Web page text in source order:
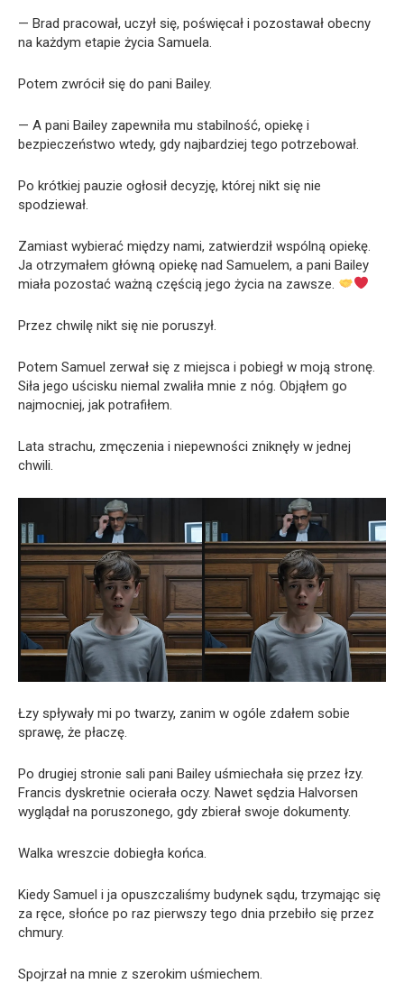
— Brad pracował, uczył się, poświęcał i pozostawał obecny
na każdym etapie życia Samuela.
Potem zwrócił się do pani Bailey.
— A pani Bailey zapewniła mu stabilność, opiekę i
bezpieczeństwo wtedy, gdy najbardziej tego potrzebował.
Po krótkiej pauzie ogłosił decyzję, której nikt się nie
spodziewał.
Zamiast wybierać między nami, zatwierdził wspólną opiekę.
Ja otrzymałem główną opiekę nad Samuelem, a pani Bailey
miała pozostać ważną częścią jego życia na zawsze.
Przez chwilę nikt się nie poruszył.
Potem Samuel zerwał się z miejsca i pobiegł w moją stronę.
Siła jego uścisku niemal zwaliła mnie z nóg. Objąłem go
najmocniej, jak potrafiłem.
Lata strachu, zmęczenia i niepewności zniknęły w jednej
chwili.
Łzy spływały mi po twarzy, zanim w ogóle zdałem sobie
sprawę, że płaczę.
Po drugiej stronie sali pani Bailey uśmiechała się przez łzy.
Francis dyskretnie ocierała oczy. Nawet sędzia Halvorsen
wyglądał na poruszonego, gdy zbierał swoje dokumenty.
Walka wreszcie dobiegła końca.
Kiedy Samuel i ja opuszczaliśmy budynek sądu, trzymając się
za ręce, słońce po raz pierwszy tego dnia przebiło się przez
chmury.
Spojrzał na mnie z szerokim uśmiechem.